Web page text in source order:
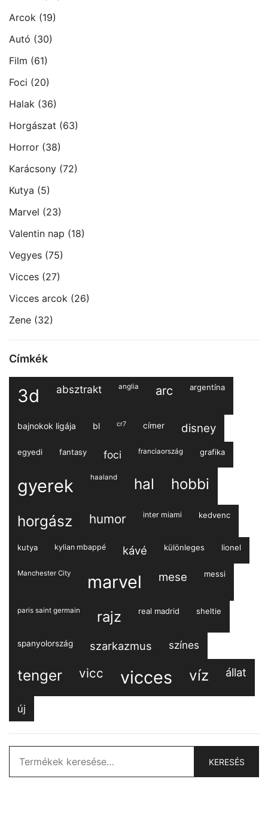
Arcok (19)
Autó (30)
Film (61)
Foci (20)
Halak (36)
Horgászat (63)
Horror (38)
Karácsony (72)
Kutya (5)
Marvel (23)
Valentin nap (18)
Vegyes (75)
Vicces (27)
Vicces arcok (26)
Zene (32)
Címkék
3d absztrakt anglia arc argentína
bajnokok ligája bl cr7 címer disney
egyedi fantasy foci franciaország grafika
gyerek haaland hal hobbi
horgász humor inter miami kedvenc
kutya kylian mbappé kávé különleges lionel
Manchester City marvel mese messi
paris saint germain rajz real madrid sheltie
spanyolország szarkazmus színes
tenger vicc vicces víz állat
új
KERESÉS